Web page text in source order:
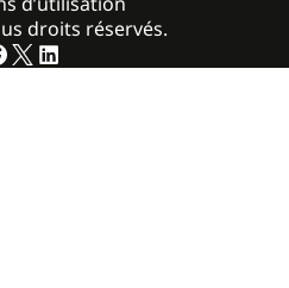
droits réservés.